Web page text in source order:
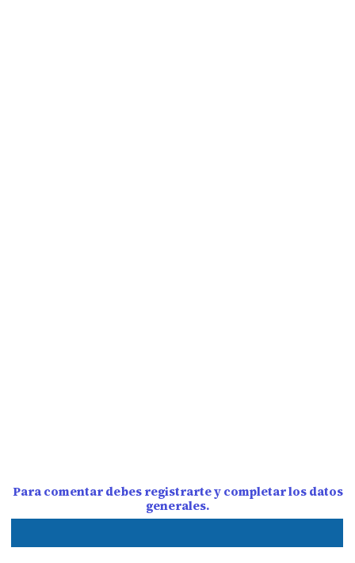
Para comentar debes registrarte y completar los datos
generales.